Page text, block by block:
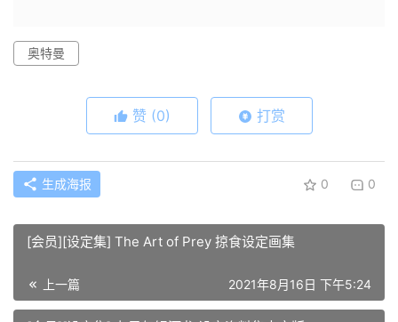
奥特曼
赞 (0) 打赏
生成海报 0 0
[会员][设定集] The Art of Prey 掠食设定画集
上一篇 2021年8月16日 下午5:24